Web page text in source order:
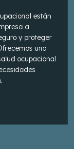
están
a
y proteger
una
ocupacional